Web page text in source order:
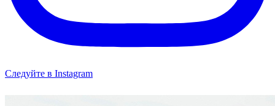
Следуйте в Instagram